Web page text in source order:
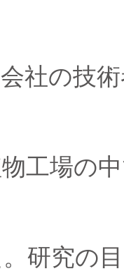
社の技
の中で
の目的